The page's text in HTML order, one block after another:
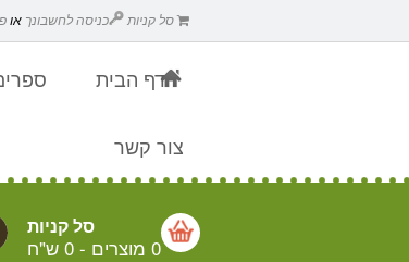
סל קניות כניסה לחשבונך או
דף הבית
צור קשר
סל קניות
0 מוצרים - 0 ש"ח